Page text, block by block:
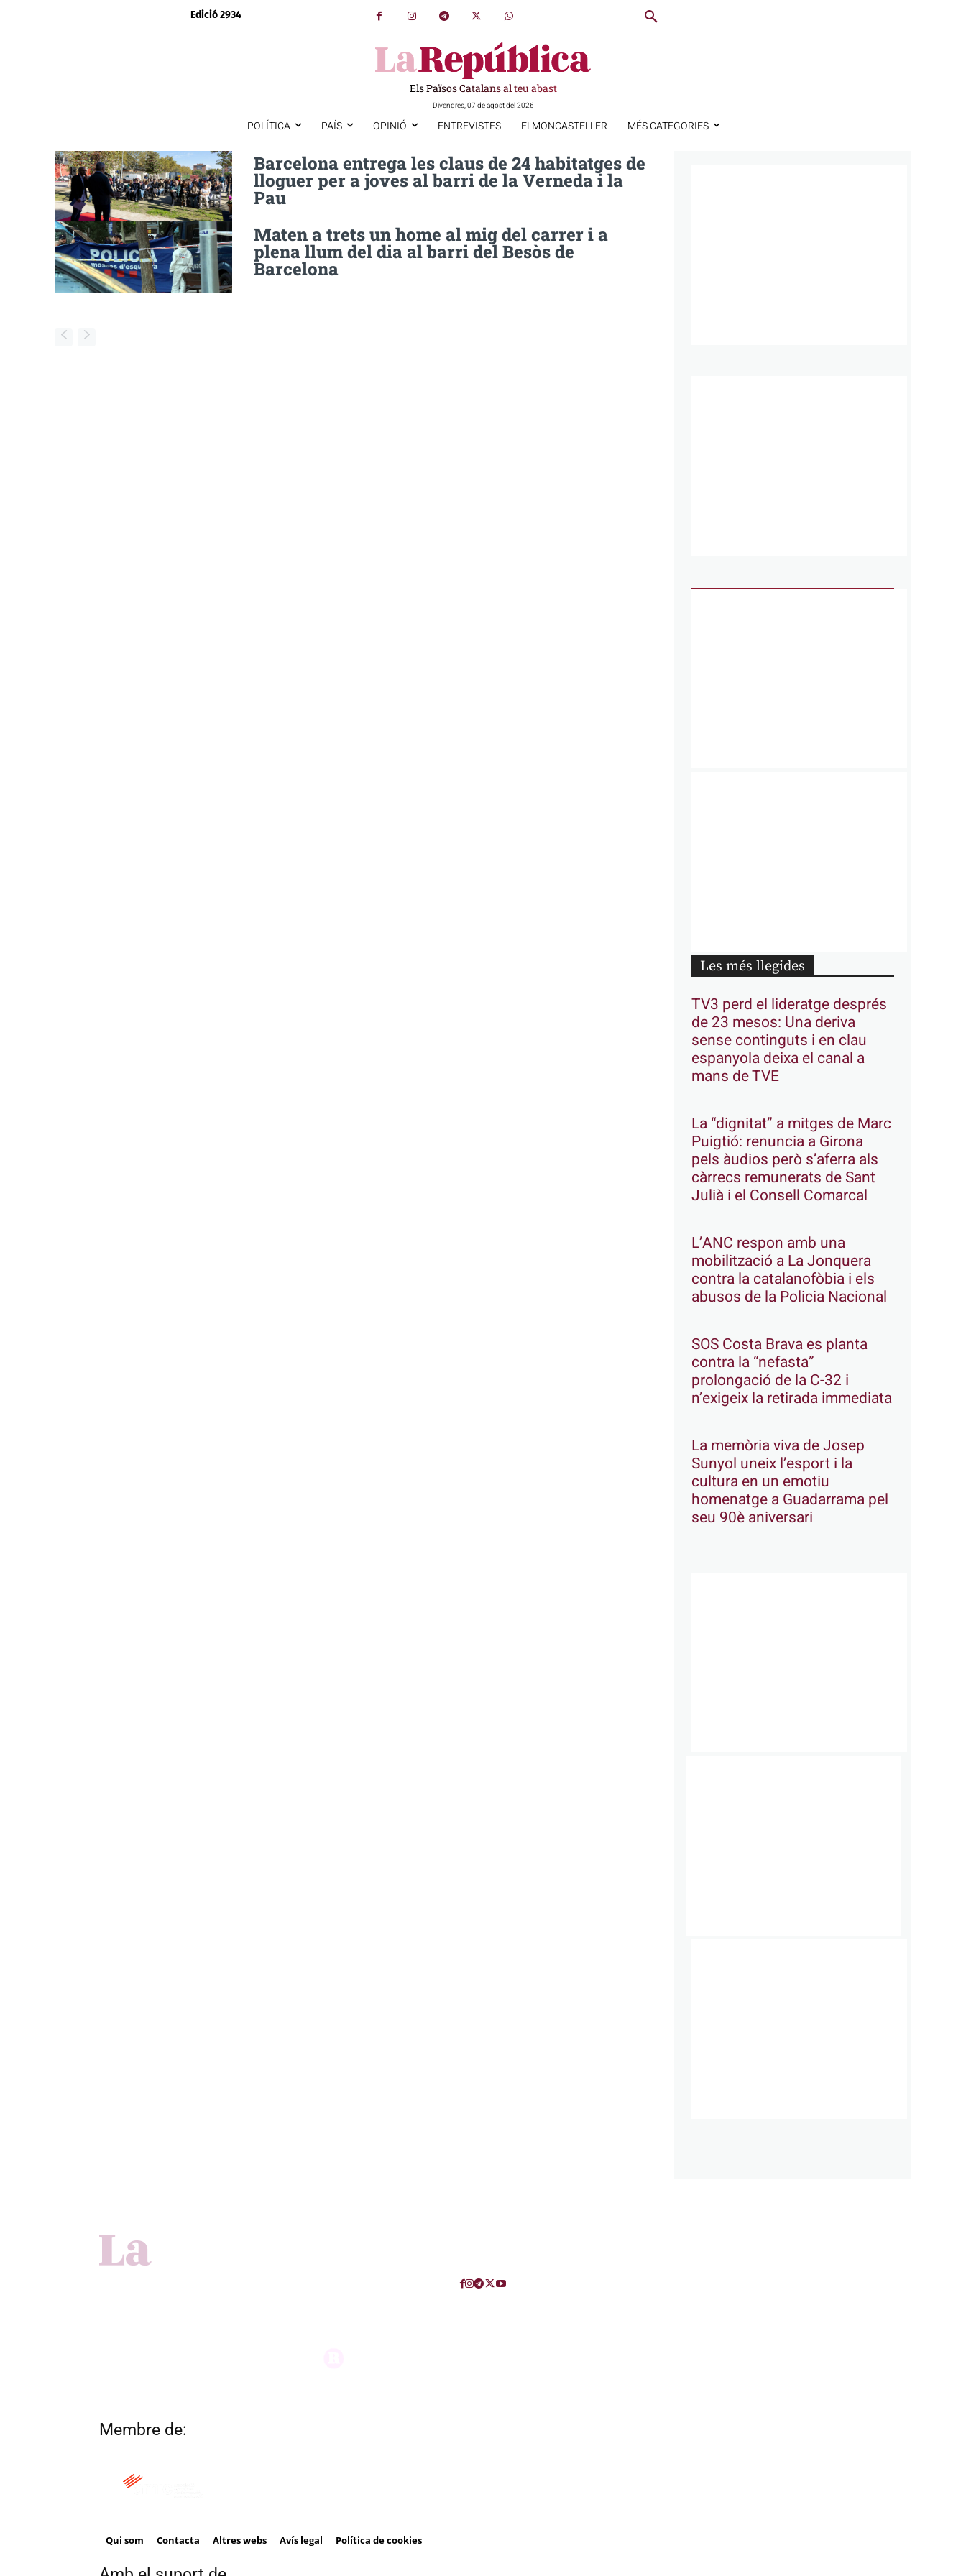
Edició 2934
Els Països Catalans al teu abast
Divendres, 07 de agost del 2026
POLÍTICA PAÍS OPINIÓ ENTREVISTES ELMONCASTELLER MÉS CATEGORIES
Barcelona entrega les claus de 24 habitatges de
lloguer per a joves al barri de la Verneda i la
Pau
Maten a trets un home al mig del carrer i a
plena llum del dia al barri del Besòs de
Barcelona
Les més llegides
TV3 perd el lideratge després
de 23 mesos: Una deriva
sense continguts i en clau
espanyola deixa el canal a
mans de TVE
La “dignitat” a mitges de Marc
Puigtió: renuncia a Girona
pels àudios però s’aferra als
càrrecs remunerats de Sant
Julià i el Consell Comarcal
L’ANC respon amb una
mobilització a La Jonquera
contra la catalanofòbia i els
abusos de la Policia Nacional
SOS Costa Brava es planta
contra la “nefasta”
prolongació de la C-32 i
n’exigeix la retirada immediata
La memòria viva de Josep
Sunyol uneix l’esport i la
cultura en un emotiu
homenatge a Guadarrama pel
seu 90è aniversari
Membre de:
Qui som Contacta Altres webs Avís legal Política de cookies